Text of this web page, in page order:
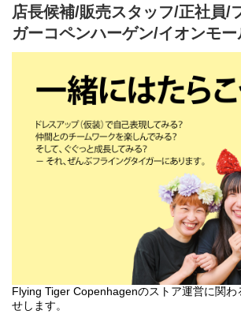
フライング タイガー コペンハーゲンの店内
くつかのエリアに分かれています。
各エリアの責任者がカテゴリーマネージャー
す。
本店所在地及び本社・営業本部：
Zebra Japan株式会社（東京都渋谷区神宮前2-
店長候補/販売スタッフ/正社員/
ガーコペンハーゲン/イオンモ
Flying Tiger Copenhagenのストア運営に関わ
せします。